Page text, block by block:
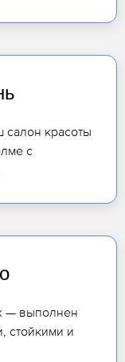
салон красоты
с
— выполнен
стойкими и